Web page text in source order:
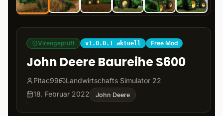
Virengeprüft v1.0.0.1 aktuell Free Mod
John Deere Baureihe S600
Pitac99
Landwirtschafts Simulator 22
18. Februar 2022
John Deere